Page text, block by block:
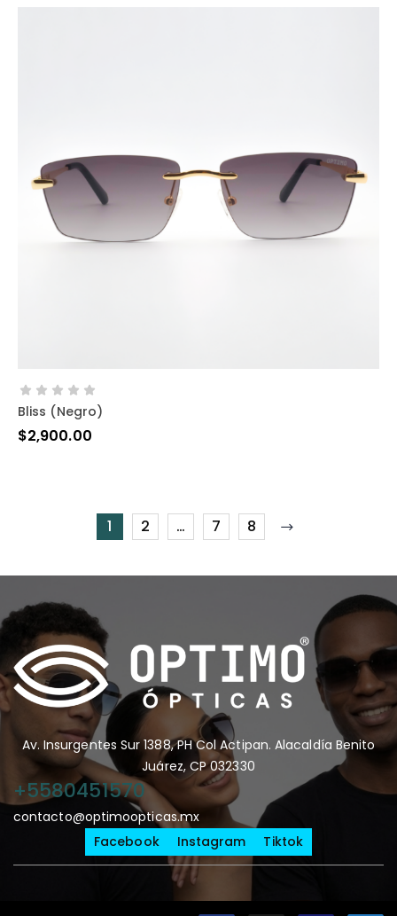
Bliss (negro)
$2,900.00
1 2 … 7 8
Av. Insurgentes Sur 1388, PH Col Actipan. Alacaldía Benito
Juárez, CP 032330
+5580451570
contacto@optimoopticas.mx
Facebook
Instagram Tiktok